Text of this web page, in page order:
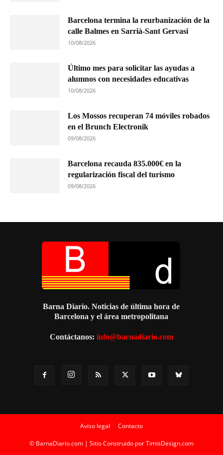
Barcelona termina la reurbanización de la
calle Balmes en Sarrià-Sant Gervasi
10/08/2026
Último mes para solicitar las ayudas a
alumnos con necesidades educativas
10/08/2026
Los Mossos recuperan 74 móviles robados
en el Brunch Electronik
09/08/2026
Barcelona recauda 835.000€ en la
regularización fiscal del turismo
09/08/2026
Barna Diario. Noticias de última hora de
Barcelona y el área metropolitana
Contáctanos: info@barnadiario.com
Aviso legal Contacto
© BarnaDiario.com | Sitio Construido porTimisDesign.com